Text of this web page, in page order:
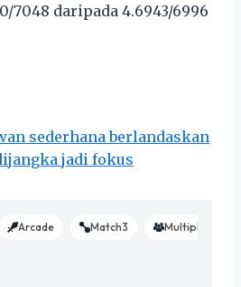
7048 daripada 4.6943/6996
sederhana berlandaskan
jadi fokus